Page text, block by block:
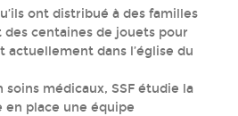
ont distribué à des familles
centaines de jouets pour
actuellement dans l’église du
soins médicaux, SSF étudie la
place une équipe